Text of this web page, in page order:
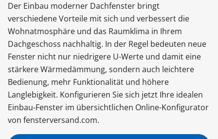
Balkontüren
Terrassentüren
Haustüren
Sonnenschutz
Der Einbau moderner Dachfenster bringt
verschiedene Vorteile mit sich und verbessert die
Wohnatmosphäre und das Raumklima in Ihrem
Dachgeschoss nachhaltig. In der Regel bedeuten neue
Fenster nicht nur niedrigere U-Werte und damit eine
stärkere Wärmedämmung, sondern auch leichtere
Bedienung, mehr Funktionalität und höhere
Langlebigkeit. Konfigurieren Sie sich jetzt Ihre idealen
Einbau-Fenster im übersichtlichen Online-Konfigurator
von fensterversand.com.